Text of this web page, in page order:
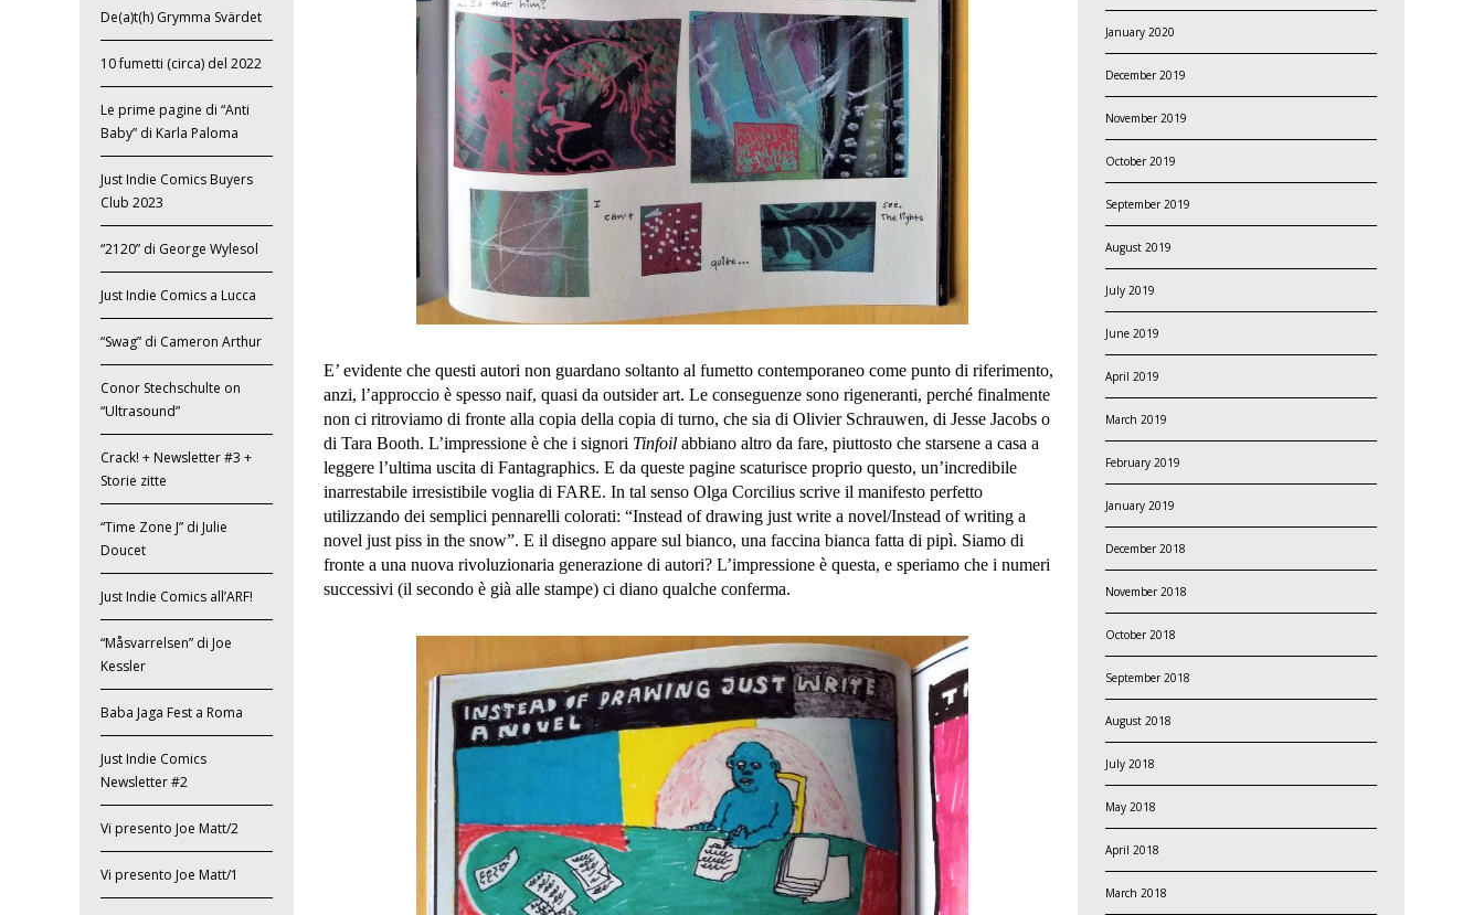
E’ evidente che questi autori non guardano soltanto al fumetto contemporaneo come punto di riferimento,
anzi, l’approccio è spesso naif, quasi da outsider art. Le conseguenze sono rigeneranti, perché finalmente
non ci ritroviamo di fronte alla copia della copia di turno, che sia di Olivier Schrauwen, di Jesse Jacobs o
di Tara Booth. L’impressione è che i signori Tinfoil abbiano altro da fare, piuttosto che starsene a casa a
leggere l’ultima uscita di Fantagraphics. E da queste pagine scaturisce proprio questo, un’incredibile
inarrestabile irresistibile voglia di FARE. In tal senso Olga Corcilius scrive il manifesto perfetto
utilizzando dei semplici pennarelli colorati: “Instead of drawing just write a novel/Instead of writing a
novel just piss in the snow”. E il disegno appare sul bianco, una faccina bianca fatta di pipì. Siamo di
fronte a una nuova rivoluzionaria generazione di autori? L’impressione è questa, e speriamo che i numeri
successivi (il secondo è già alle stampe) ci diano qualche conferma.
De(a)t(h) Grymma Svärdet
10 fumetti (circa) del 2022
Le prime pagine di “Anti
Baby” di Karla Paloma
Just Indie Comics Buyers
Club 2023
“2120” di George Wylesol
Just Indie Comics a Lucca
“Swag” di Cameron Arthur
Conor Stechschulte on
“Ultrasound”
Crack! + Newsletter #3 +
Storie zitte
“Time Zone J” di Julie
Doucet
Just Indie Comics all’ARF!
“Måsvarrelsen” di Joe
Kessler
Baba Jaga Fest a Roma
Just Indie Comics
Newsletter #2
Vi presento Joe Matt/2
Vi presento Joe Matt/1
January 2020
December 2019
November 2019
October 2019
September 2019
August 2019
July 2019
June 2019
April 2019
March 2019
February 2019
January 2019
December 2018
November 2018
October 2018
September 2018
August 2018
July 2018
May 2018
April 2018
March 2018